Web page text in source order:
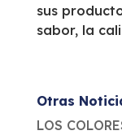
sus
sabor, la
Otras
LOS